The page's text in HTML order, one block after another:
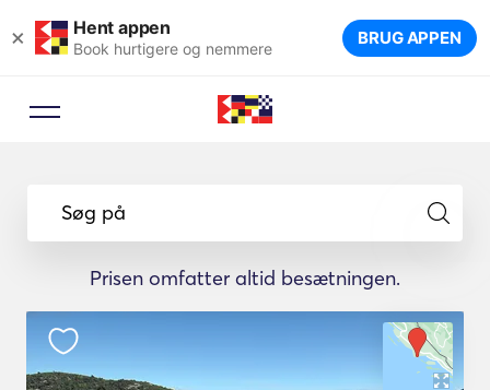
× Hent appen
Book hurtigere og nemmere BRUG APPEN
Søg på
Prisen omfatter altid besætningen.
Lad en rejseekspert foreslå de
ideelle lystbåde til din rejse.